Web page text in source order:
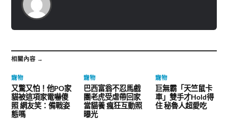
相關內容 →
寵物
又驚又怕！他PO家
貓被這項家電嚇傻
照 網友笑：備戰姿
態嗎
寵物
巴西富翁不忍馬戲
團老虎受虐帶回家
當貓養 瘋狂互動照
曝光
寵物
巨無霸「天竺鼠卡
車」雙手才Hold得
住 秘魯人超愛吃